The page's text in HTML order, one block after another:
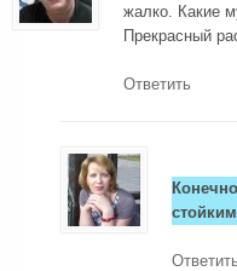
жалко. Какие
Прекрасный
Ответить
Ответить